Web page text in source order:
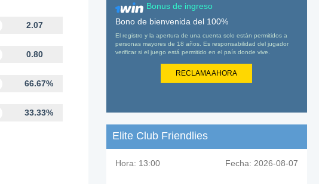
2.07
0.80
66.67%
33.33%
Bonus de ingreso
Bono de bienvenida del 100%
El registro y la apertura de una cuenta solo están permitidos a
personas mayores de 18 años. Es responsabilidad del jugador
verificar si el juego está permitido en el país donde vive.
RECLAMA AHORA
Elite Club Friendlies
Hora: 13:00 Fecha: 2026-08-07